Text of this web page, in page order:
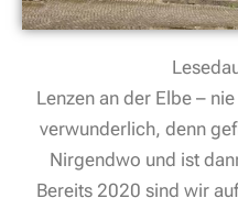
Lenzen an der Elbe –
verwunderlich, denn
Nirgendwo und ist
Bereits 2020 sind wir